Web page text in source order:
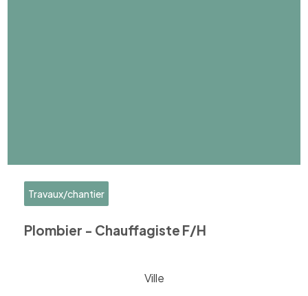
Travaux/chantier
Plombier - Chauffagiste F/H
Ville